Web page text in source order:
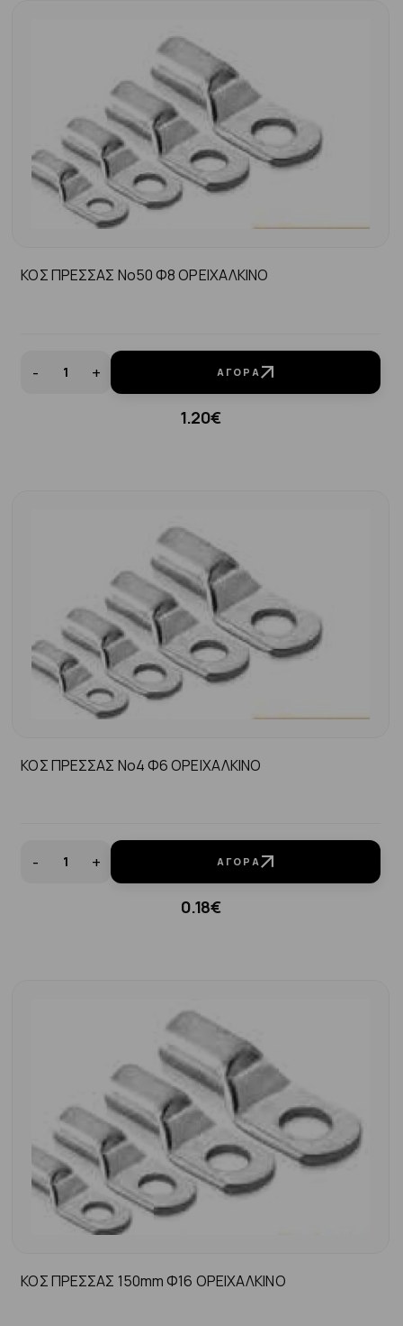
ΚΟΣ ΠΡΕΣΣΑΣ No50 Φ8 ΟΡΕΙΧΑΛΚΙΝΟ
- + ΑΓΟΡΆ
1.20€
ΚΟΣ ΠΡΕΣΣΑΣ No4 Φ6 ΟΡΕΙΧΑΛΚΙΝΟ
- + ΑΓΟΡΆ
0.18€
ΚΟΣ ΠΡΕΣΣΑΣ 150mm Φ16 ΟΡΕΙΧΑΛΚΙΝΟ